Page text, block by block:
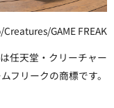
GAME FREAK
任天堂・クリーチャー
フリークの商標です。